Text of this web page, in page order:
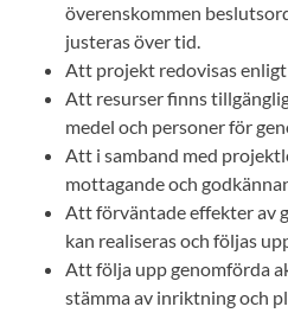
överenskommen
justeras över tid.
Att projekt redovisas
Att resurser finns
medel och personer för
Att i samband med
mottagande och
Att förväntade effekter av
kan realiseras och följas
Att följa upp genomförda
stämma av inriktning och